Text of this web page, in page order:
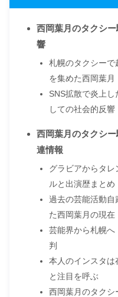
西岡葉月のタクシ
響
札幌のタクシーで
を集めた西岡葉月
SNS拡散で炎上
しての社会的反響
西岡葉月のタクシ
連情報
グラビアからタ
ルと出演歴まとめ
過去の芸能活動自
た西岡葉月の現在
芸能界から札幌へ
判
本人のインスタは
と注目を呼ぶ
西岡葉月のタクシ